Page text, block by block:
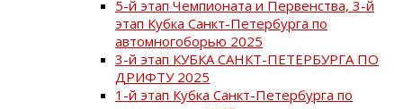
5-й этап Чемпионата и Первенства, 3-й
этап Кубка Санкт-Петербурга по
автомногоборью 2025
3-й этап КУБКА САНКТ-ПЕТЕРБУРГА ПО
ДРИФТУ 2025
1-й этап Кубка Санкт-Петербурга по